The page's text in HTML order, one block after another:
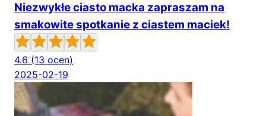
Niezwykłe ciasto macka zapraszam na
smakowite spotkanie z ciastem maciek!
4.6 (13 ocen)
2025-02-19